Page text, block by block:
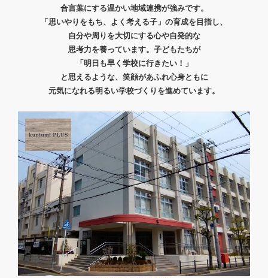
合言葉にする温かい地域連携が強みです。
「思いやりをもち、よく考える子」の育成を目指し、
自分や周りを大切にする心や自発的な
思考力を養っています。 子どもたちが
「明日も早く学校に行きたい！」
と思えるような、笑顔があふれ心身ともに
元気になれる明るい学校づくりを進めています。